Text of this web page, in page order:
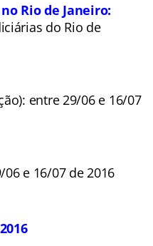
no Rio de Janeiro:
do Rio de
entre 29/06 e 16/07
e 16/07 de 2016